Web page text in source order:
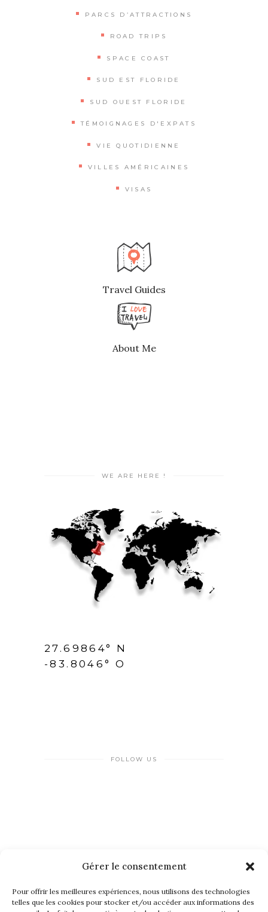
Gérer le consentement
Pour offrir les meilleures expériences, nous utilisons des technologies
telles que les cookies pour stocker et/ou accéder aux informations des
PARCS D’ATTRACTIONS
ROAD TRIPS
SPACE COAST
SUD EST FLORIDE
SUD OUEST FLORIDE
TÉMOIGNAGES D'EXPATS
VIE QUOTIDIENNE
VILLES AMÉRICAINES
VISAS
Travel Guides
About Me
WE ARE HERE !
27.69864° N
-83.8046° O
FOLLOW US